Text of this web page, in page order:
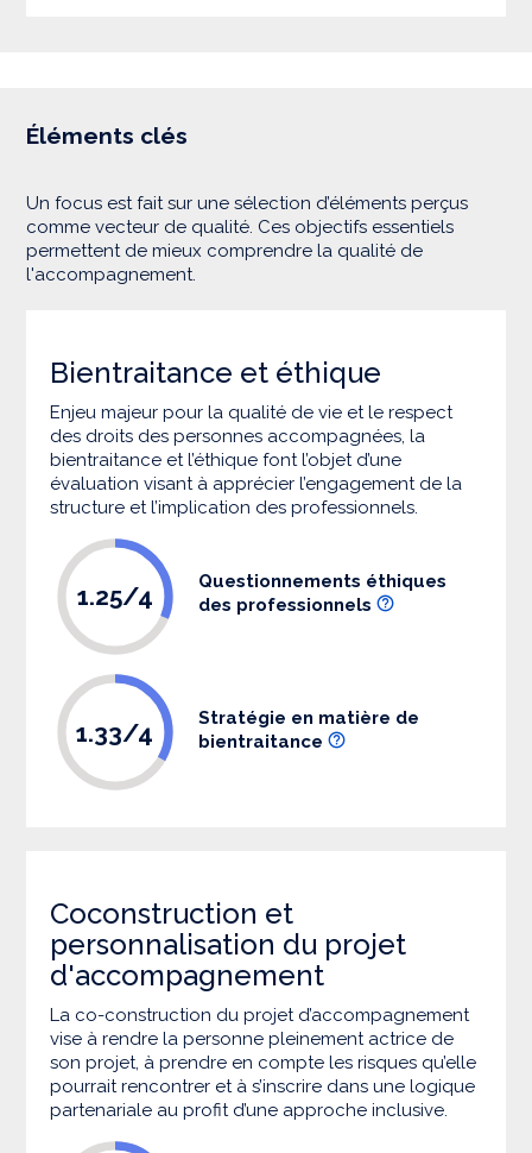
Éléments clés
Un focus est fait sur une sélection d’éléments perçus
comme vecteur de qualité. Ces objectifs essentiels
permettent de mieux comprendre la qualité de
l'accompagnement.
Bientraitance et éthique
Enjeu majeur pour la qualité de vie et le respect
des droits des personnes accompagnées, la
bientraitance et l’éthique font l’objet d’une
évaluation visant à apprécier l’engagement de la
structure et l’implication des professionnels.
1.25/4
Questionnements éthiques
des professionnels
1.33/4
Stratégie en matière de
bientraitance
Coconstruction et
personnalisation du projet
d'accompagnement
La co-construction du projet d’accompagnement
vise à rendre la personne pleinement actrice de
son projet, à prendre en compte les risques qu’elle
pourrait rencontrer et à s’inscrire dans une logique
partenariale au profit d’une approche inclusive.